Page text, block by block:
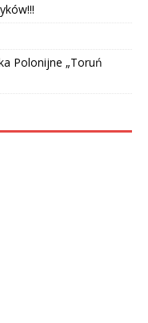
Polonijne „Toruń